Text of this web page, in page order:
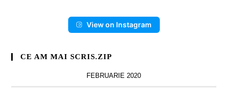
View on Instagram
CE AM MAI SCRIS.ZIP
FEBRUARIE 2020